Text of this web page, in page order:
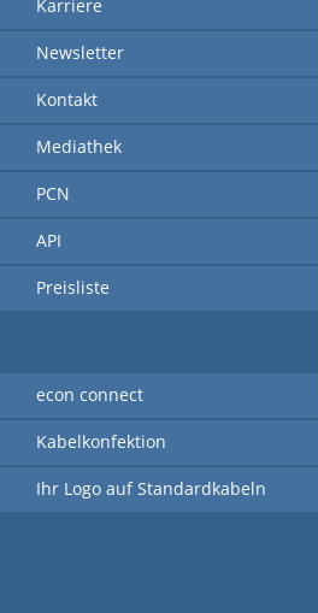
Karriere
Newsletter
Kontakt
Mediathek
PCN
API
Preisliste
econ connect
Kabelkonfektion
Ihr Logo auf Standardkabeln